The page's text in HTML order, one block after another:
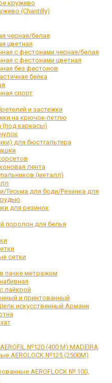
кружево
(Chantilly)
черная/белая
цветная
с фестонами черная/белая
с фестонами цветная
без фестонов
бейка
спорт
и застежки
на крючок-петлю
(под каркасы)
для бюстгальтера
лента
(металл)
Тесьма для боди/Резинка для
для резинок
поролон для белья
сетки
пачке метражом
лайкрой
и принтованный
искусственный Армани
№120 (400 М) MADEIRA
AEROLOCK №125 (2500М)
AEROFLOCK № 100,